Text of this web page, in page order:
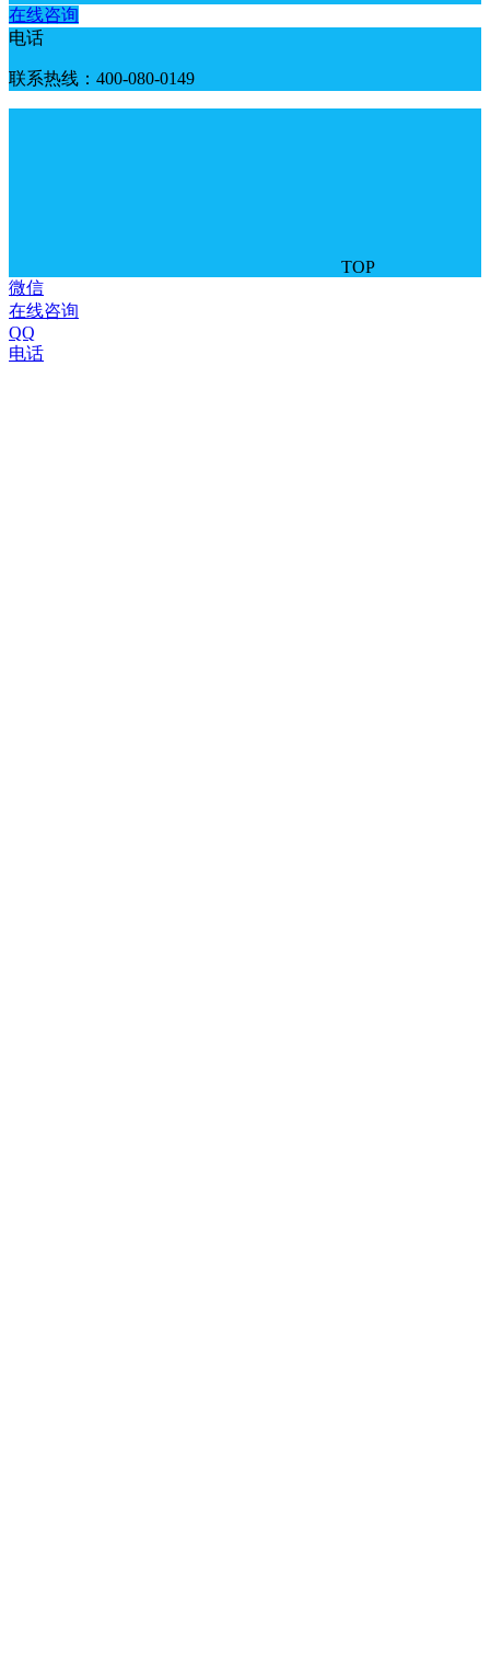
在线咨询
电话
联系热线：400-080-0149
TOP
微信
在线咨询
QQ
电话